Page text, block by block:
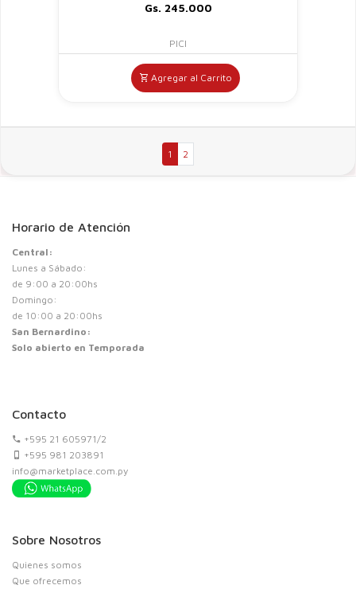
Gs. 245.000
PICI
Agregar al Carrito
1 2
Horario de Atención
Central:
Lunes a Sábado:
de 9:00 a 20:00hs
Domingo:
de 10:00 a 20:00hs
San Bernardino:
Solo abierto en Temporada
Contacto
+595 21 605971/2
+595 981 203891
info@marketplace.com.py
Sobre Nosotros
Quienes somos
Que ofrecemos